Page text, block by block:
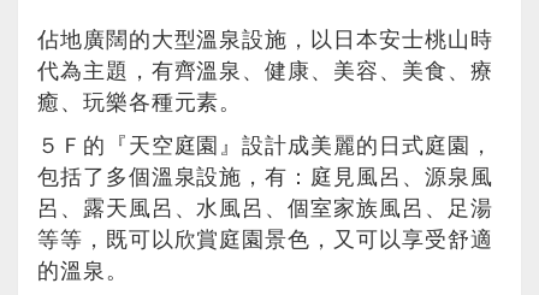
佔地廣闊的大型溫泉設施，以日本安士桃山時
代為主題，有齊溫泉、健康、美容、美食、療
癒、玩樂各種元素。
５Ｆ的『天空庭園』設計成美麗的日式庭園，
包括了多個溫泉設施，有：庭見風呂、源泉風
呂、露天風呂、水風呂、個室家族風呂、足湯
等等，既可以欣賞庭園景色，又可以享受舒適
的溫泉。